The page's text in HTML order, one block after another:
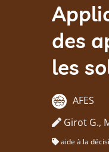
des
les
AFES
Girot G.,
aide à la